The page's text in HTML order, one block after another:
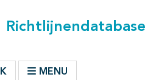
Richtlijnendatabase
MENU